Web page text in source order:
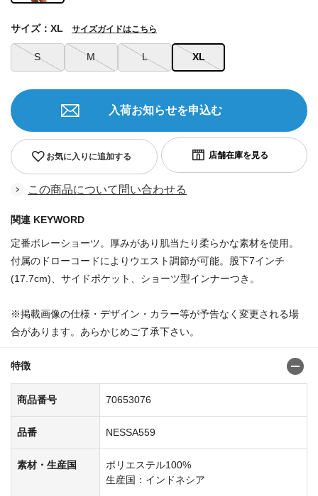
S M L XL
サイズ：XL サイズガイドはこちら
お気に入りに追加する
入荷お知らせを申込む
この商品について問い合わせる
関連 KEYWORD
定番ボレーショーツ。厚みがあり肌当たり柔らかな素材を使用。
付属のドローコードによりウエスト調節が可能。股下7インチ
(17.7cm)、サイドポケット、ショーツ型インナーつき。
※掲載画像の仕様・デザイン・カラー等が予告なく変更される場
合があります。あらかじめご了承下さい。
特徴
商品番号 70653076
品番 NESSA559
素材・生産国
ポリエステル100%
生産国：インドネシア